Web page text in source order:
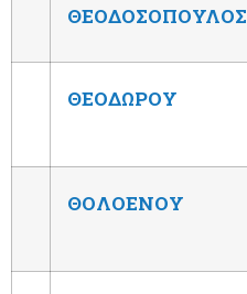
ΘΕΟΔΟΣΟΠΟΥΛΟΣ
ΘΕΟΔΩΡΟΥ
ΘΟΛΟΕΝΟΥ